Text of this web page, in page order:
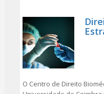
O Centro de Direito